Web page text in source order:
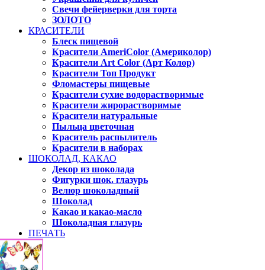
Свечи фейерверки для торта
ЗОЛОТО
КРАСИТЕЛИ
Блеск пищевой
Красители AmeriColor (Америколор)
Красители Art Color (Арт Колор)
Красители Топ Продукт
Фломастеры пищевые
Красители сухие водорастворимые
Красители жирорастворимые
Красители натуральные
Пыльца цветочная
Краситель распылитель
Красители в наборах
ШОКОЛАД, КАКАО
Декор из шоколада
Фигурки шок. глазурь
Велюр шоколадный
Шоколад
Какао и какао-масло
Шоколадная глазурь
ПЕЧАТЬ